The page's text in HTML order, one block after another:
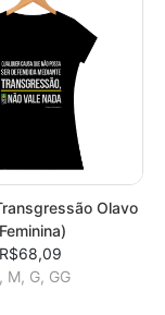
Olavo
R$68,09
M, G, GG